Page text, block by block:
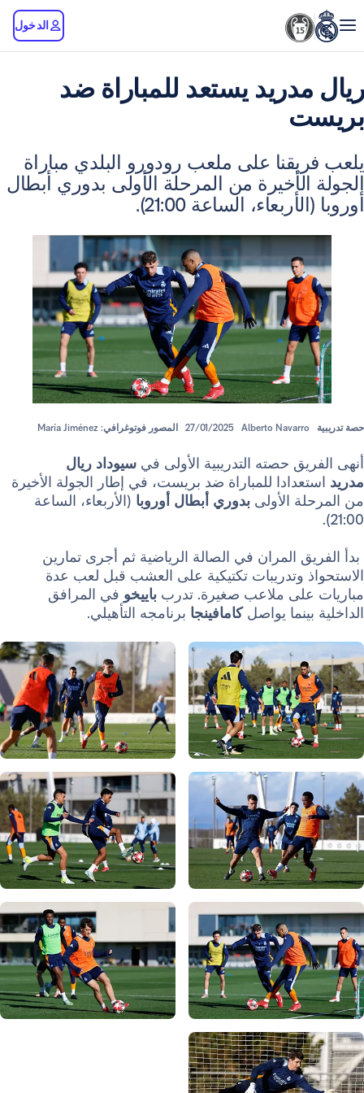
يستعد للمباراة ضد
على ملعب رودورو البلدي مباراة
من المرحلة الأولى بدوري أبطال
الساعة 21:00).
27/01/2025 Alberto المصور فوتوغرافي: María Jiménez
حصته التدريبية الأولى فيسيوداد ريال
للمباراة ضد بريست، في إطار الجولة الأخيرة
الأولىبدوري أبطال أوروبا(الأربعاء، الساعة
المران في الصالة الرياضية ثم أجرى تمارين
وتدريبات تكتيكية على العشب قبل لعب عدة
ملاعب صغيرة. تدربباييخوفي المرافق
يواصلكامافينجابرنامجه التأهيلي.
صورة: Real Madrid